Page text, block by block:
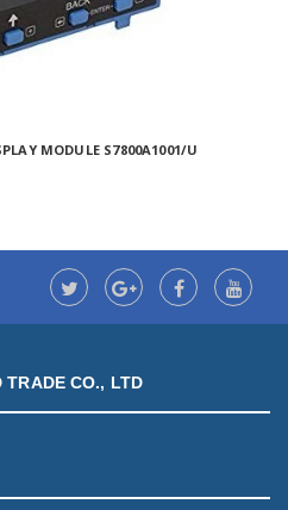
MODULE S7800A1001/U
TRADE CO., LTD